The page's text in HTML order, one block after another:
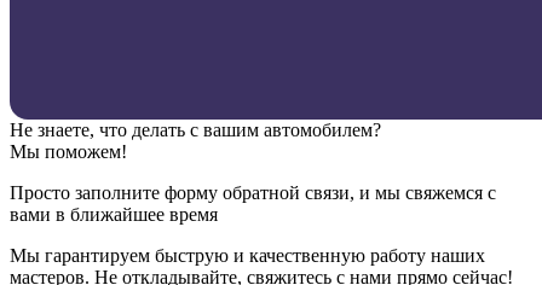
Не знаете, что делать с вашим автомобилем?
Мы поможем!
Просто заполните форму обратной связи, и мы свяжемся с
вами в ближайшее время
Мы гарантируем быструю и качественную работу наших
мастеров. Не откладывайте, свяжитесь с нами прямо сейчас!